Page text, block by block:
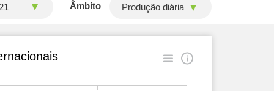
Âmbito Produção diária